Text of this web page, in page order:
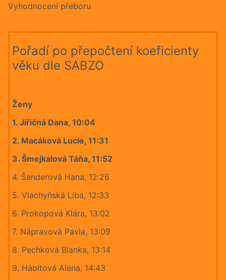
Vyhodnocení přeboru
Pořadí po přepočtení koeficienty
věku dle SABZO
Ženy
1. Jiřičná Dana, 10:04
2. Macáková Lucie, 11:31
3. Šmejkalová Táňa, 11:52
4. Šanderová Hana, 12:26
5. Vlachyňská Líba, 12:33
6. Prokopová Klára, 13:02
7. Nápravová Pavla, 13:09
8. Pechková Blanka, 13:14
9. Hábltová Alena, 14:43